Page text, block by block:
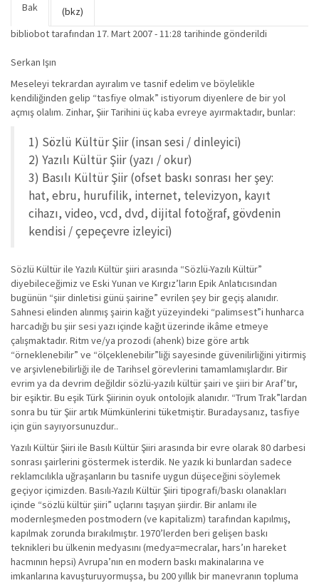
Birincil sekmeler
Bak
sekme)
(bkz)
bibliobottarafından 17. Mart 2007 - 11:28 tarihinde gönderildi
Serkan Işın
Meseleyi tekrardan ayıralım ve tasnif edelim ve böylelikle
kendiliğinden gelip “tasfiye olmak” istiyorum diyenlere de bir yol
açmış olalım. Zinhar, Şiir Tarihini üç kaba evreye ayırmaktadır, bunlar:
1) Sözlü Kültür Şiir (insan sesi / dinleyici)
2) Yazılı Kültür Şiir (yazı / okur)
3) Basılı Kültür Şiir (ofset baskı sonrası her şey:
hat, ebru, hurufilik, internet, televizyon, kayıt
cihazı, video, vcd, dvd, dijital fotoğraf, gövdenin
kendisi / çepeçevre izleyici)
Sözlü Kültür ile Yazılı Kültür şiiri arasında “Sözlü-Yazılı Kültür”
diyebileceğimiz ve Eski Yunan ve Kırgız’ların Epik Anlatıcısından
bugünün “şiir dinletisi günü şairine” evrilen şey bir geçiş alanıdır.
Sahnesi elinden alınmış şairin kağıt yüzeyindeki “palimsest”i hunharca
harcadığı bu şiir sesi yazı içinde kağıt üzerinde ikâme etmeye
çalışmaktadır. Ritm ve/ya prozodi (ahenk) bize göre artık
“örneklenebilir” ve “ölçeklenebilir”liği sayesinde güvenilirliğini yitirmiş
ve arşivlenebilirliği ile de Tarihsel görevlerini tamamlamışlardır. Bir
evrim ya da devrim değildir sözlü-yazılı kültür şairi ve şiiri bir Araf’tır,
bir eşiktir. Bu eşik Türk Şiirinin oyuk ontolojik alanıdır. “Trum Trak”lardan
sonra bu tür Şiir artık Mümkünlerini tüketmiştir. Buradaysanız, tasfiye
için gün sayıyorsunuzdur..
Yazılı Kültür Şiiri ile Basılı Kültür Şiiri arasında bir evre olarak 80 darbesi
sonrası şairlerini göstermek isterdik. Ne yazık ki bunlardan sadece
reklamcılıkla uğraşanların bu tasnife uygun düşeceğini söylemek
geçiyor içimizden. Basılı-Yazılı Kültür Şiiri tipografi/baskı olanakları
içinde “sözlü kültür şiiri” uçlarını taşıyan şiirdir. Bir anlamı ile
modernleşmeden postmodern (ve kapitalizm) tarafından kapılmış,
kapılmak zorunda bırakılmıştır. 1970’lerden beri gelişen baskı
teknikleri bu ülkenin medyasını (medya=mecralar, hars’ın hareket
hacmının hepsi) Avrupa’nın en modern baskı makinalarına ve
imkanlarına kavuşturuyormuşsa, bu 200 yıllık bir manevranın topluma